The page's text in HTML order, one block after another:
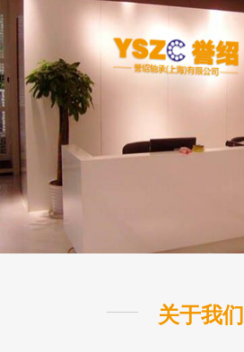
关于我们